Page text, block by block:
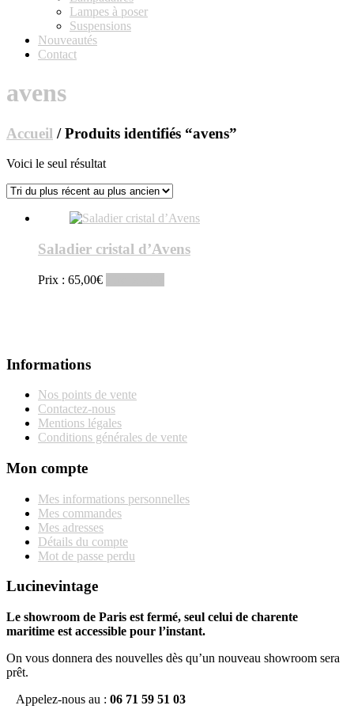
Lampes à poser
Suspensions
Nouveautés
Contact
avens
Accueil / Produits identifiés “avens”
Voici le seul résultat
Saladier cristal d’Avens
Prix : 65,00€
Informations
Nos points de vente
Contactez-nous
Mentions légales
Conditions générales de vente
Mon compte
Mes informations personnelles
Mes commandes
Mes adresses
Détails du compte
Mot de passe perdu
Lucinevintage
Le showroom de Paris est fermé, seul celui de charente
maritime est accessible pour l’instant.
On vous donnera des nouvelles dès qu’un nouveau showroom sera
prêt.
Appelez-nous au : 06 71 59 51 03